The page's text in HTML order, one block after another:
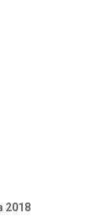
2018